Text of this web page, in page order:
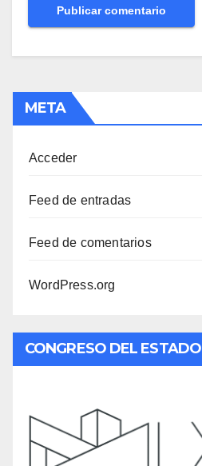
META
Acceder
Feed de entradas
Feed de comentarios
WordPress.org
CONGRESO DEL ESTADO